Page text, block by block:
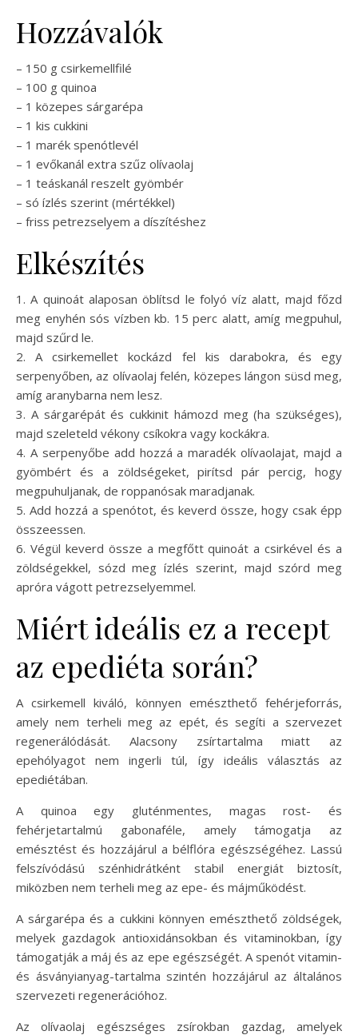
Hozzávalók
– 150 g csirkemellfilé
– 100 g quinoa
– 1 közepes sárgarépa
– 1 kis cukkini
– 1 marék spenótlevél
– 1 evőkanál extra szűz olívaolaj
– 1 teáskanál reszelt gyömbér
– só ízlés szerint (mértékkel)
– friss petrezselyem a díszítéshez
Elkészítés
1. A quinoát alaposan öblítsd le folyó víz alatt, majd főzd
meg enyhén sós vízben kb. 15 perc alatt, amíg megpuhul,
majd szűrd le.
2. A csirkemellet kockázd fel kis darabokra, és egy
serpenyőben, az olívaolaj felén, közepes lángon süsd meg,
amíg aranybarna nem lesz.
3. A sárgarépát és cukkinit hámozd meg (ha szükséges),
majd szeleteld vékony csíkokra vagy kockákra.
4. A serpenyőbe add hozzá a maradék olívaolajat, majd a
gyömbért és a zöldségeket, pirítsd pár percig, hogy
megpuhuljanak, de roppanósak maradjanak.
5. Add hozzá a spenótot, és keverd össze, hogy csak épp
összeessen.
6. Végül keverd össze a megfőtt quinoát a csirkével és a
zöldségekkel, sózd meg ízlés szerint, majd szórd meg
apróra vágott petrezselyemmel.
Miért ideális ez a recept
az epediéta során?
A csirkemell kiváló, könnyen emészthető fehérjeforrás,
amely nem terheli meg az epét, és segíti a szervezet
regenerálódását. Alacsony zsírtartalma miatt az
epehólyagot nem ingerli túl, így ideális választás az
epediétában.
A quinoa egy gluténmentes, magas rost- és
fehérjetartalmú gabonaféle, amely támogatja az
emésztést és hozzájárul a bélflóra egészségéhez. Lassú
felszívódású szénhidrátként stabil energiát biztosít,
miközben nem terheli meg az epe- és májműködést.
A sárgarépa és a cukkini könnyen emészthető zöldségek,
melyek gazdagok antioxidánsokban és vitaminokban, így
támogatják a máj és az epe egészségét. A spenót vitamin-
és ásványianyag-tartalma szintén hozzájárul az általános
szervezeti regenerációhoz.
Az olívaolaj egészséges zsírokban gazdag, amelyek